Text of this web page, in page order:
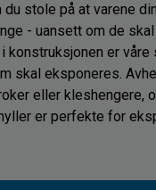
stole på at varene
- uansett om de
er våre
skal eksponeres.
eller kleshengere,
er perfekte for
kunder. Hvis du